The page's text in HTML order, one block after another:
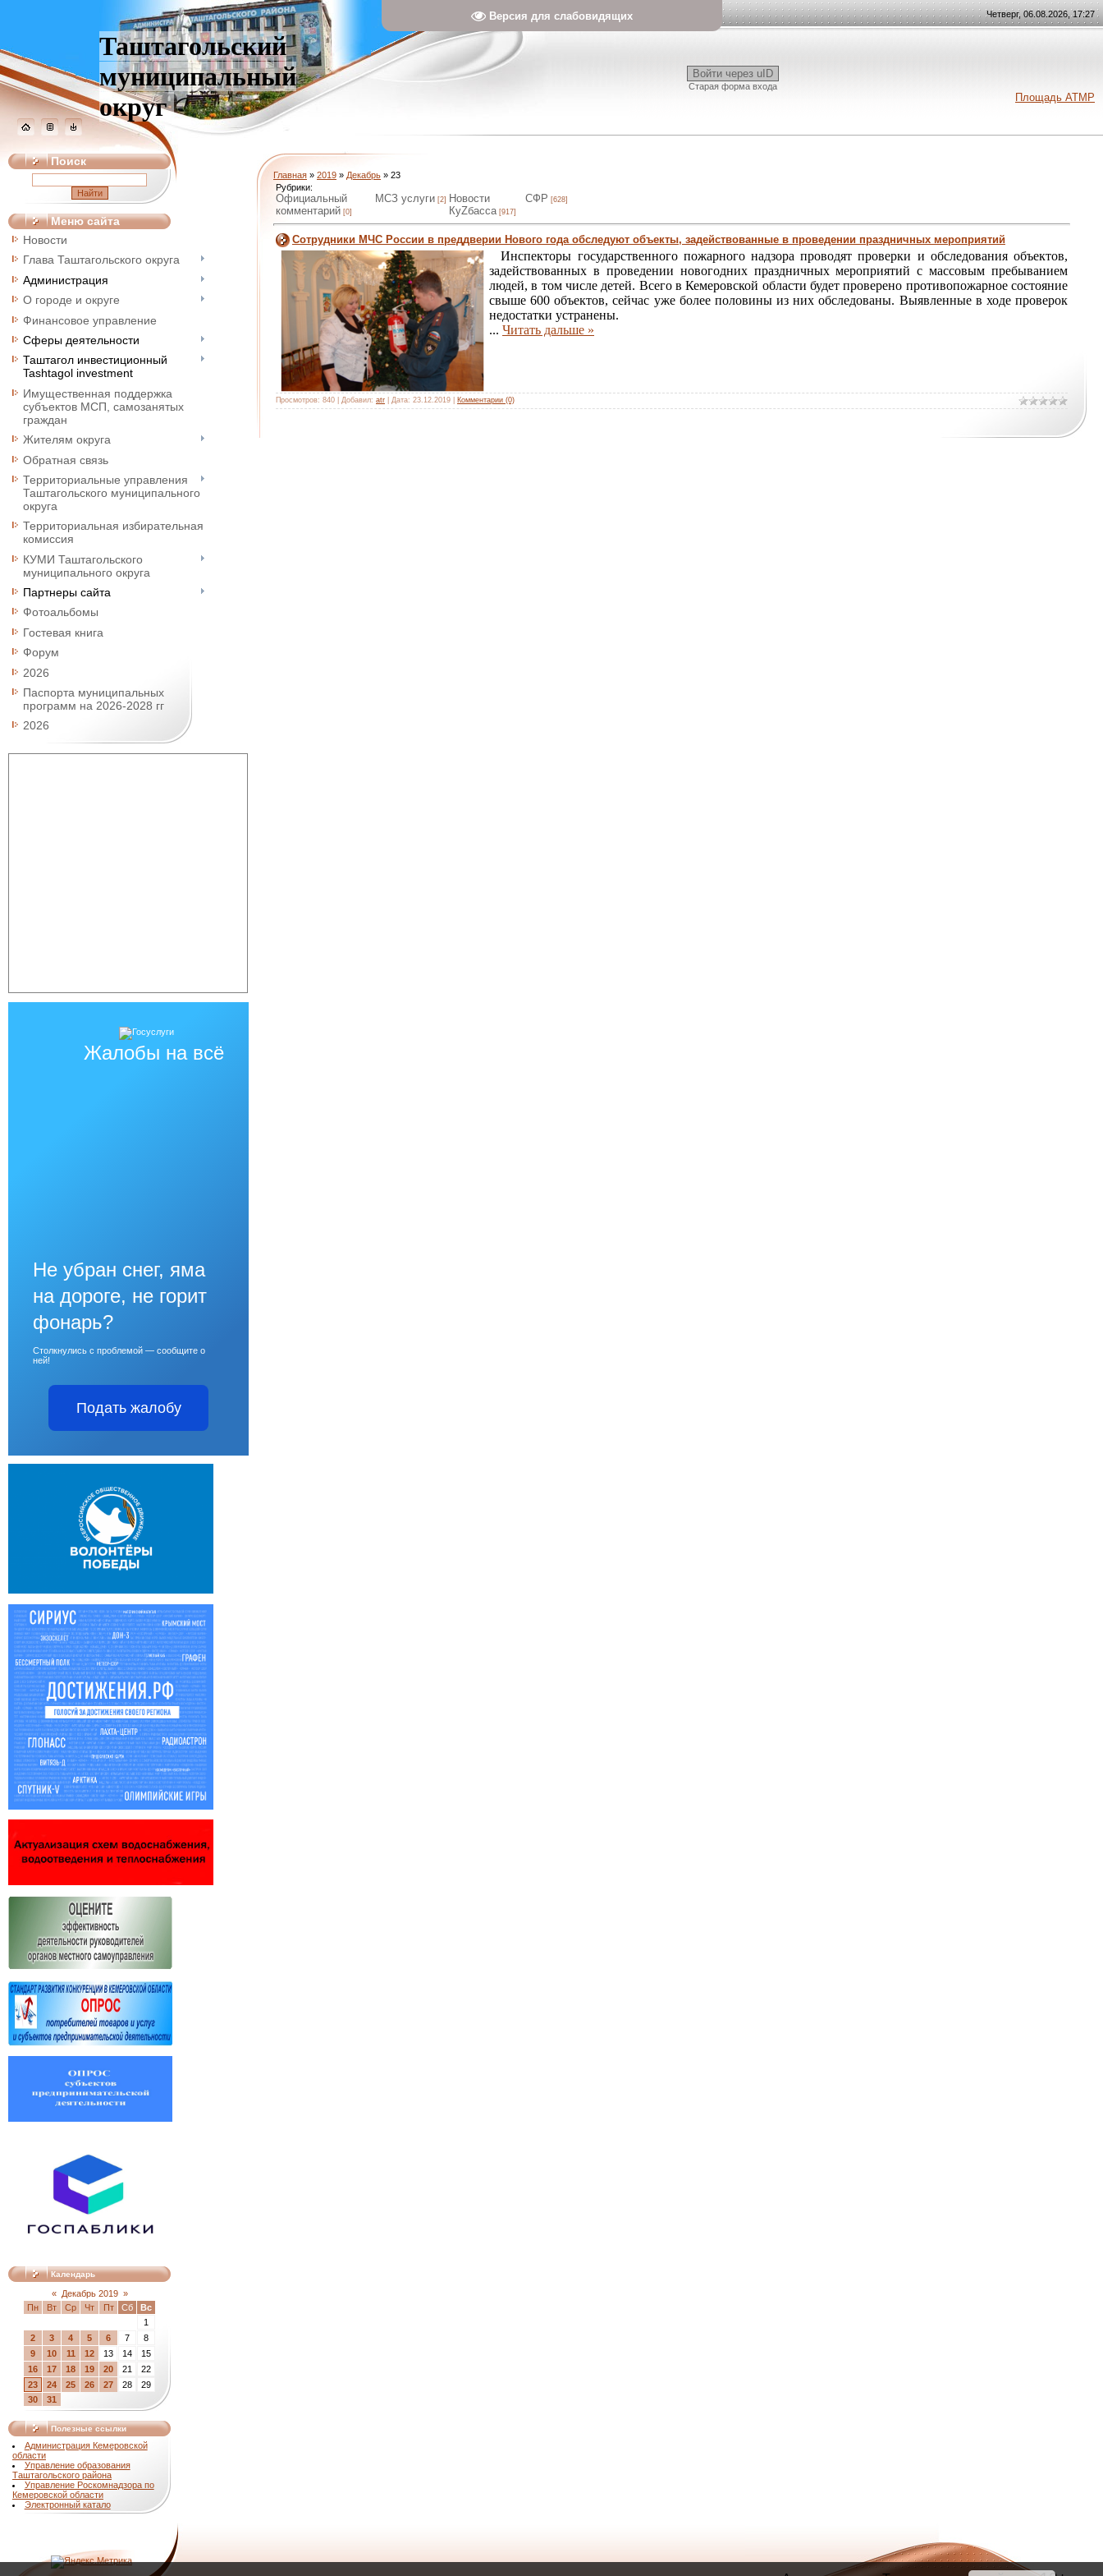
Версия для слабовидящих
Таштагольский
муниципальный
округ
Четверг, 06.08.2026, 17:27
Войти через uID
Старая форма входа
Площадь АТМР
Поиск
Меню сайта
Новости
Глава Таштагольского округа
Администрация
О городе и округе
Финансовое управление
Сферы деятельности
Таштагол инвестиционный
Tashtagol investment
Имущественная поддержка
субъектов МСП, самозанятых
граждан
Жителям округа
Обратная связь
Территориальные управления
Таштагольского муниципального
округа
Территориальная избирательная
комиссия
КУМИ Таштагольского
муниципального округа
Партнеры сайта
Фотоальбомы
Гостевая книга
Форум
2026
Паспорта муниципальных
программ на 2026-2028 гг
2026
Жалобы на всё
Не убран снег, яма
на дороге, не горит
фонарь?
Столкнулись с проблемой — сообщите о
ней!
Подать жалобу
Календарь
« Декабрь 2019 »
Пн
Вт Ср Чт Пт Сб
Вс
1
2
3 4 5 6 7
8
9
10 11 12 13 14
15
16
17 18 19 20 21
22
23
24 25 26 27 28
29
30
31
Полезные ссылки
Администрация Кемеровской
области
Управление образования
Таштагольского района
Управление Роскомнадзора по
Кемеровской области
Электронный катало
Главная » 2019 » Декабрь » 23
Рубрики:
Официальный
комментарий [0]
МСЗ услуги [2]
Новости
КуZбасса [917]
СФР [628]
Сотрудники МЧС России в преддверии Нового года обследуют объекты, задействованные в проведении праздничных мероприятий
Инспекторы государственного пожарного надзора проводят проверки и обследования объектов,
задействованных в проведении новогодних праздничных мероприятий с массовым пребыванием
людей, в том числе детей. Всего в Кемеровской области будет проверено противопожарное состояние
свыше 600 объектов, сейчас уже более половины из них обследованы. Выявленные в ходе проверок
недостатки устранены.
... Читать дальше »
Просмотров: 840 Добавил: atr Дата: 23.12.2019 Комментарии (0)